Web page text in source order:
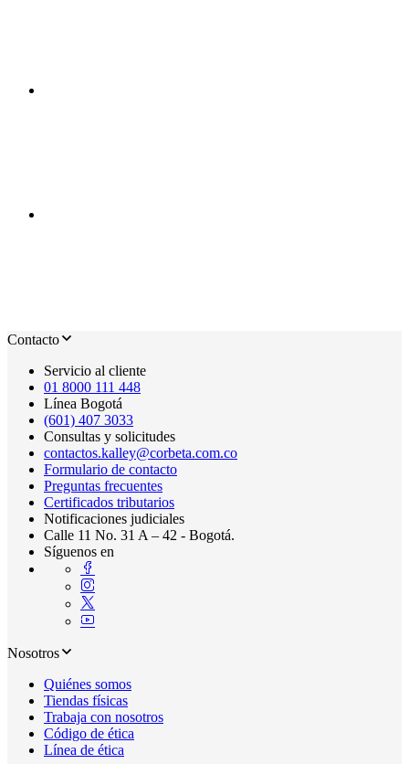
Contacto
Servicio al cliente
01 8000 111 448
Línea Bogotá
(601) 407 3033
Consultas y solicitudes
contactos.kalley@corbeta.com.co
Formulario de contacto
Preguntas frecuentes
Certificados tributarios
Notificaciones judiciales
Calle 11 No. 31 A – 42 - Bogotá.
Síguenos en
Nosotros
Quiénes somos
Tiendas físicas
Trabaja con nosotros
Código de ética
Línea de ética